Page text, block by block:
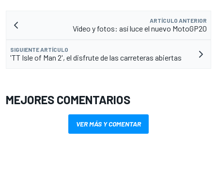
ARTÍCULO ANTERIOR
Vídeo y fotos: así luce el nuevo MotoGP20
SIGUIENTE ARTÍCULO
'TT Isle of Man 2', el disfrute de las carreteras abiertas
MEJORES COMENTARIOS
VER MÁS Y COMENTAR